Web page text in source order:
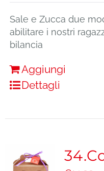
Sale e Zucca due
abilitare i nostri
bilancia
Aggiungi
Dettagli